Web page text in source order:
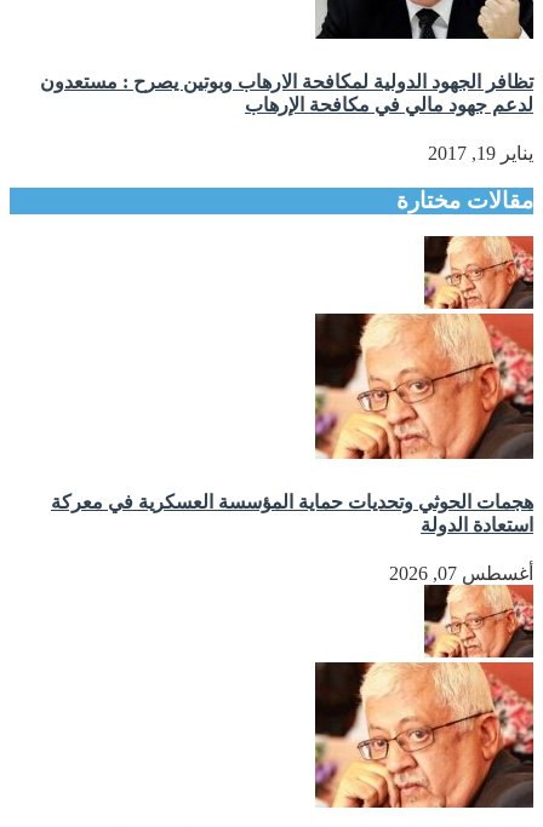
تظافر الجهود الدولية لمكافحة الارهاب وبوتين يصرح : مستعدون
لدعم جهود مالي في مكافحة الإرهاب
يناير 19, 2017
مقالات مختارة
هجمات الحوثي وتحديات حماية المؤسسة العسكرية في معركة
استعادة الدولة
أغسطس 07, 2026